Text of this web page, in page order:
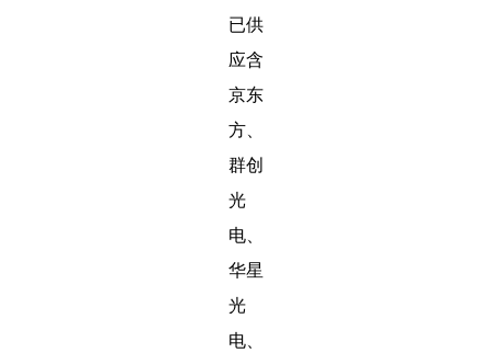
已供
应含
京东
方、
群创
光
电、
华星
光
电、